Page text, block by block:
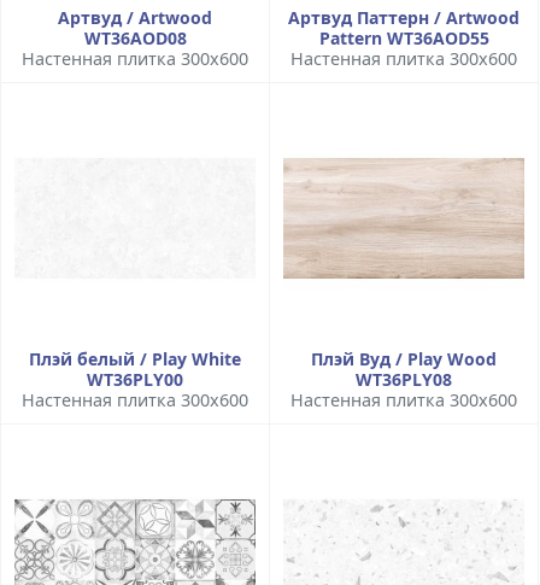
Артвуд / Artwood
WT36AOD08
Настенная плитка 300x600
Артвуд Паттерн / Artwood
Pattern WT36AOD55
Настенная плитка 300x600
Плэй белый / Play White
WT36PLY00
Настенная плитка 300x600
Плэй Вуд / Play Wood
WT36PLY08
Настенная плитка 300x600